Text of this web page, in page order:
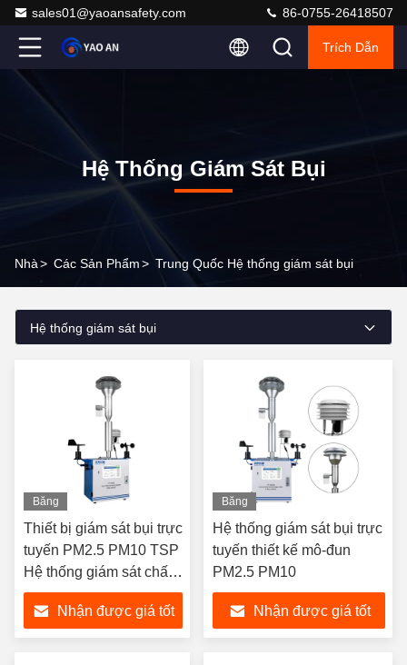
sales01@yaoansafety.com 86-0755-26418507
Trích Dẫn
Hệ Thống Giám Sát Bụi
Nhà> Các Sản Phẩm> Trung Quốc Hệ thống giám sát bụi
Hệ thống giám sát bụi
Băng
hình
Thiết bị giám sát bụi trực
tuyến PM2.5 PM10 TSP
Hệ thống giám sát chất
lượng không khí của
Polludrone
Nhận được giá tốt
Băng
hình
Hệ thống giám sát bụi trực
tuyến thiết kế mô-đun
PM2.5 PM10
Nhận được giá tốt